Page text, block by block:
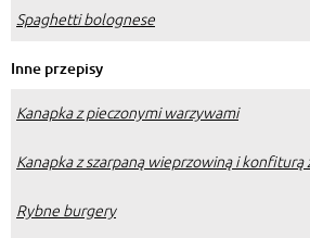
Spaghetti bolognese
Inne przepisy
Kanapka z pieczonymi warzywami
Kanapka z szarpaną wieprzowiną i
Rybne burgery